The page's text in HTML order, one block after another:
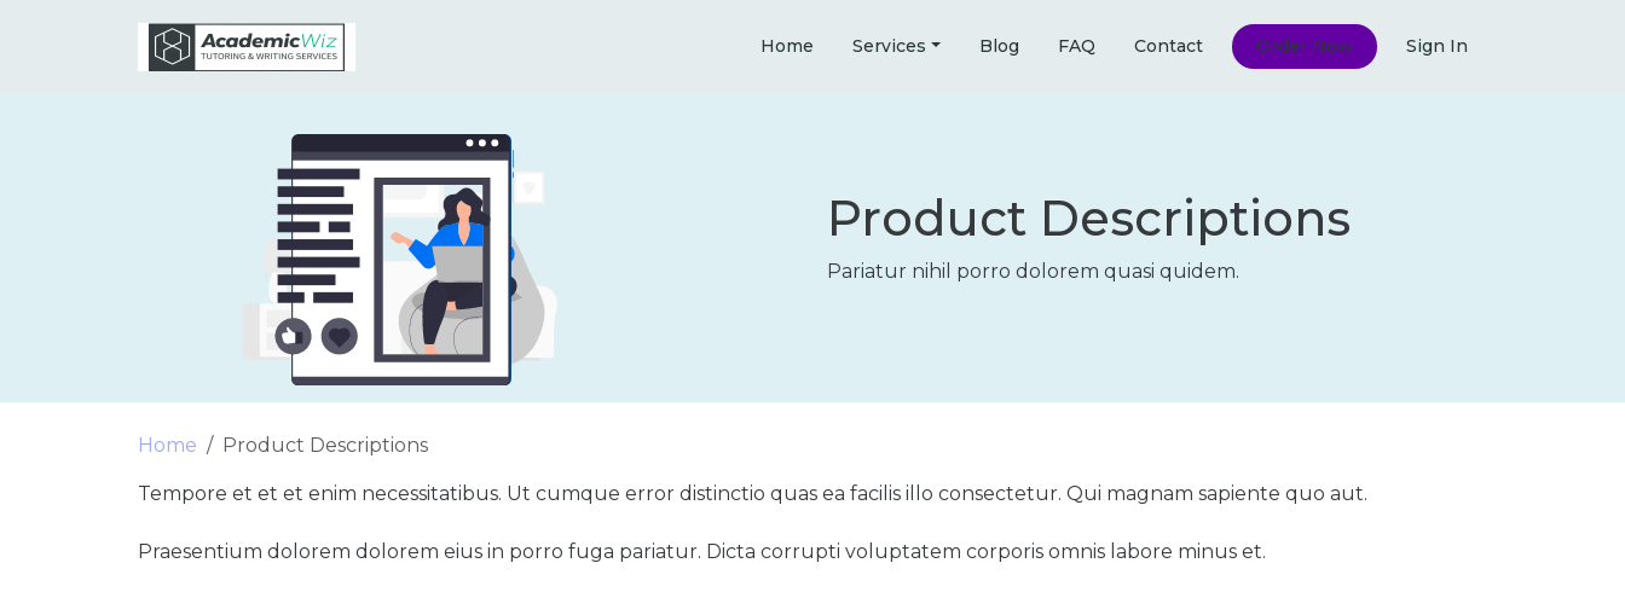
Home Services Blog FAQ Contact Order Now Sign In
Product Descriptions
Pariatur nihil porro dolorem quasi quidem.
Home Product Descriptions
Tempore et et et enim necessitatibus. Ut cumque error distinctio quas ea facilis illo consectetur. Qui magnam sapiente quo aut.
Praesentium dolorem dolorem eius in porro fuga pariatur. Dicta corrupti voluptatem corporis omnis labore minus et.